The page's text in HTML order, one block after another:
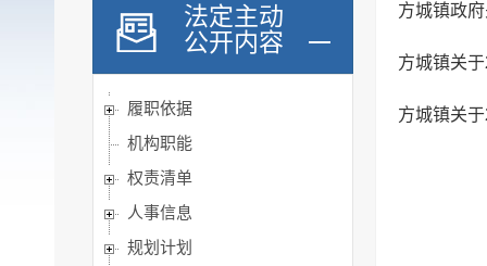
法定主动
公开内容
履职依据
机构职能
权责清单
人事信息
规划计划
方城镇政
方城镇关
方城镇关